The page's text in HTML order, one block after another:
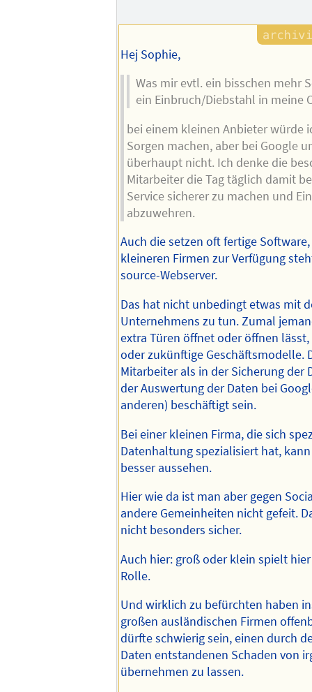
Hej Sophie,
Was mir evtl. ein bisschen mehr
ein Einbruch/Diebstahl in meine
bei einem kleinen Anbieter würde
Sorgen machen, aber bei Google
überhaupt nicht. Ich denke die
Mitarbeiter die Tag täglich damit
Service sicherer zu machen und
abzuwehren.
Auch die setzen oft fertige
kleineren Firmen zur Verfügung
source-Webserver.
Das hat nicht unbedingt etwas mit
Unternehmens zu tun. Zumal
extra Türen öffnet oder öffnen
oder zukünftige Geschäftsmodelle.
Mitarbeiter als in der Sicherung der
der Auswertung der Daten bei
anderen) beschäftigt sein.
Bei einer kleinen Firma, die sich
Datenhaltung spezialisiert hat,
besser aussehen.
Hier wie da ist man aber gegen
andere Gemeinheiten nicht gefeit.
nicht besonders sicher.
Auch hier: groß oder klein spielt
Rolle.
Und wirklich zu befürchten haben
großen ausländischen Firmen
dürfte schwierig sein, einen durch
Daten entstandenen Schaden von
übernehmen zu lassen.